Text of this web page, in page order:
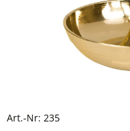
Art.-Nr: 235